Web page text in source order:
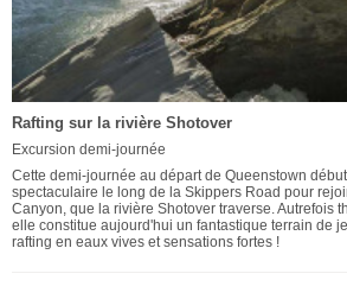
Rafting sur la rivière Shotover
Excursion demi-journée
Cette demi-journée au départ de Queenstown
spectaculaire le long de la Skippers Road pour
Canyon, que la rivière Shotover traverse. Autrefois
elle constitue aujourd'hui un fantastique terrain de
rafting en eaux vives et sensations fortes !